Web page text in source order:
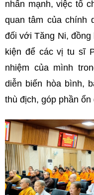
nhấn mạnh, việc tổ
quan tâm của chính
đối với Tăng Ni,
kiện để các vị tu sĩ
nhiệm của mình
diễn biến hòa bình,
thù địch, góp phần ổn